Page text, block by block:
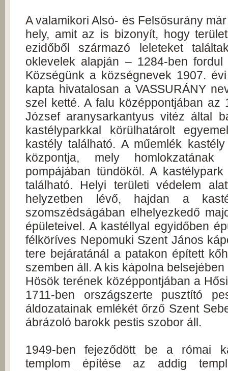
A valamikori Alsó- és Felsősurány
hely, amit az is bizonyít, hogy
ezidőből származó leleteket
oklevelek alapján – 1284-ben
Községünk a községnevek 1907.
kapta hivatalosan a VASSURÁNY
szel ketté. A falu középpontjában az
József aranysarkantyus vitéz által
kastélyparkkal körülhatárolt
kastély található. A műemlék
központja, mely
pompájában tündököl. A
található. Helyi területi védelem
helyzetben lévő, hajdan a
szomszédságában elhelyezkedő
épületeivel. A kastéllyal egyidőben
félköríves Nepomuki Szent János
tere bejáratánál a patakon épített
szemben áll. A kis kápolna
Hösök terének középpontjában a
1711-ben országszerte pusztító
áldozatainak emlékét őrző Szent
ábrázoló barokk pestis szobor áll.
1949-ben fejeződött be a római
templom építése az addig